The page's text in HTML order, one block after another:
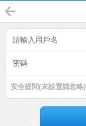
安全提問(未設置請忽略)